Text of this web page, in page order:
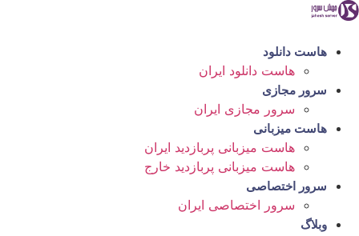
پرش
محتوا
هاست دانلود
هاست دانلود ایران
سرور مجازی
سرور مجازی ایران
هاست میزبانی
هاست میزبانی پربازدید ایران
هاست میزبانی پربازدید خارج
سرور اختصاصی
سرور اختصاصی ایران
وبلاگ